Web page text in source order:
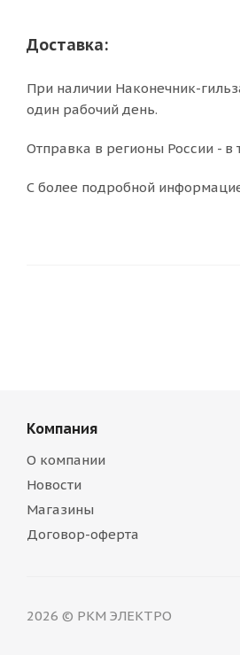
Доставка:
При наличии Наконечник-
один рабочий день.
Отправка в регионы России - в
С более подробной
Компания
О компании
Новости
Магазины
Договор-оферта
2026 © РКМ ЭЛЕКТРО